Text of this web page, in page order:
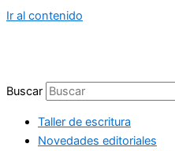
Ir al contenido
Buscar
Taller de escritura
Novedades editoriales